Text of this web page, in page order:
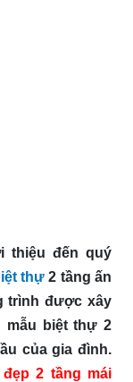
thiệu đến quý
thự 2 tầng ấn
trình được xây
mẫu biệt thự 2
của gia đình.
2 tầng mái